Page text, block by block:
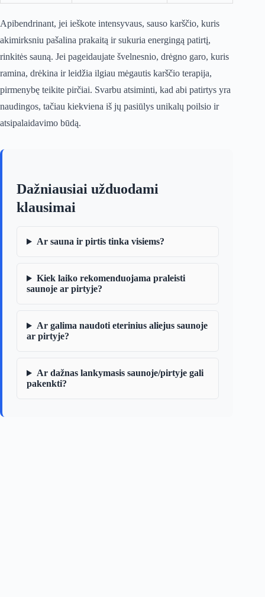
Apibendrinant, jei ieškote intensyvaus, sauso karščio, kuris
akimirksniu pašalina prakaitą ir sukuria energingą patirtį,
rinkitės sauną. Jei pageidaujate švelnesnio, drėgno garo, kuris
ramina, drėkina ir leidžia ilgiau mėgautis karščio terapija,
pirmenybę teikite pirčiai. Svarbu atsiminti, kad abi patirtys yra
naudingos, tačiau kiekviena iš jų pasiūlys unikalų poilsio ir
atsipalaidavimo būdą.
Dažniausiai užduodami
klausimai
Ar sauna ir pirtis tinka visiems?
Kiek laiko rekomenduojama praleisti
saunoje ar pirtyje?
Ar galima naudoti eterinius aliejus saunoje
ar pirtyje?
Ar dažnas lankymasis saunoje/pirtyje gali
pakenkti?